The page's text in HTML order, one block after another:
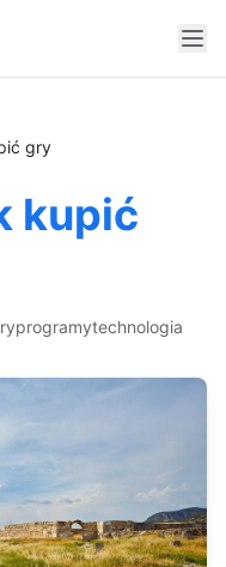
gry
kupić
programytechnologia